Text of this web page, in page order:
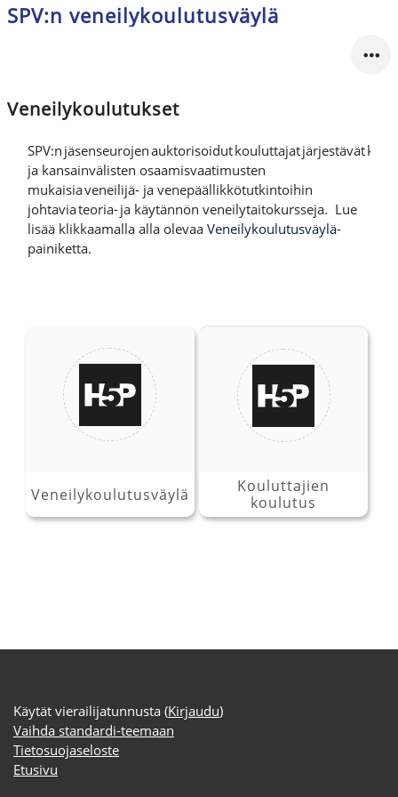
SPV:n veneilykoulutusväylä
Veneilykoulutukset
SPV:n jäsenseurojen auktorisoidut kouluttajat järjestävät
ja kansainvälisten osaamisvaatimusten
mukaisia veneilijä- ja venepäällikkötutkintoihin
johtavia teoria- ja käytännön veneilytaitokursseja. Lue
lisää klikkaamalla alla olevaa Veneilykoulutusväylä-
painiketta.
Veneilykoulutusväylä
Kouluttajien
koulutus
Käytät vierailijatunnusta (Kirjaudu)
Vaihda standardi-teemaan
Tietosuojaseloste
Etusivu